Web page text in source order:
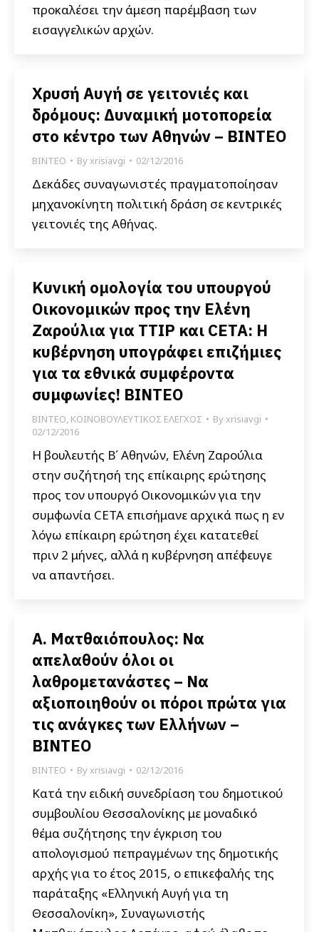
προκαλέσει την άμεση παρέμβαση των
εισαγγελικών αρχών.
Χρυσή Αυγή σε γειτονιές και
δρόμους: Δυναμική μοτοπορεία
στο κέντρο των Αθηνών – ΒΙΝΤΕΟ
ΒΙΝΤΕΟ Byxrisiavgi 02/12/2016
Δεκάδες συναγωνιστές πραγματοποίησαν
μηχανοκίνητη πολιτική δράση σε κεντρικές
γειτονιές της Αθήνας.
Κυνική ομολογία του υπουργού
Οικονομικών προς την Ελένη
Ζαρούλια για TTIP και CETA: Η
κυβέρνηση υπογράφει επιζήμιες
για τα εθνικά συμφέροντα
συμφωνίες! ΒΙΝΤΕΟ
ΒΙΝΤΕΟ, ΚΟΙΝΟΒΟΥΛΕΥΤΙΚΟΣ ΕΛΕΓΧΟΣ Byxrisiavgi
02/12/2016
Η βουλευτής Β΄ Αθηνών, Ελένη Ζαρούλια
στην συζήτησή της επίκαιρης ερώτησης
προς τον υπουργό Οικονομικών για την
συμφωνία CETA επισήμανε αρχικά πως η εν
λόγω επίκαιρη ερώτηση έχει κατατεθεί
πριν 2 μήνες, αλλά η κυβέρνηση απέφευγε
να απαντήσει.
Α. Ματθαιόπουλος: Να
απελαθούν όλοι οι
λαθρομετανάστες – Να
αξιοποιηθούν οι πόροι πρώτα για
τις ανάγκες των Ελλήνων –
BINTEO
ΒΙΝΤΕΟ Byxrisiavgi 02/12/2016
Κατά την ειδική συνεδρίαση του δημοτικού
συμβουλίου Θεσσαλονίκης με μοναδικό
θέμα συζήτησης την έγκριση του
απολογισμού πεπραγμένων της δημοτικής
αρχής για το έτος 2015, ο επικεφαλής της
παράταξης «Ελληνική Αυγή για τη
Θεσσαλονίκη», Συναγωνιστής